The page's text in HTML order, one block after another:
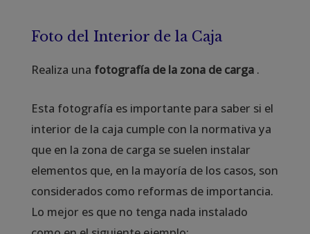
Foto del Interior de la Caja
Realiza una fotografía de la zona de carga .
Esta fotografía es importante para saber si el
interior de la caja cumple con la normativa ya
que en la zona de carga se suelen instalar
elementos que, en la mayoría de los casos, son
considerados como reformas de importancia.
Lo mejor es que no tenga nada instalado